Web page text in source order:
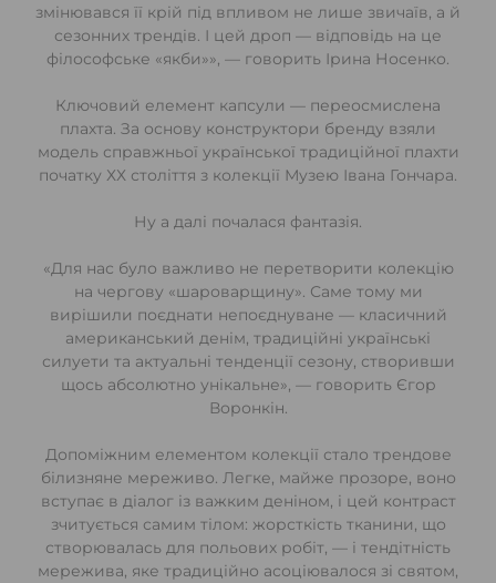
змінювався її крій під впливом не лише звичаїв, а й
сезонних трендів. І цей дроп — відповідь на це
філософське «якби»», — говорить Ірина Носенко.
Ключовий елемент капсули — переосмислена
плахта. За основу конструктори бренду взяли
модель справжньої української традиційної плахти
початку ХХ століття з колекції Музею Івана Гончара.
Ну а далі почалася фантазія.
«Для нас було важливо не перетворити колекцію
на чергову «шароварщину». Саме тому ми
вирішили поєднати непоєднуване — класичний
американський денім, традиційні українські
силуети та актуальні тенденції сезону, створивши
щось абсолютно унікальне», — говорить Єгор
Воронкін.
Допоміжним елементом колекції стало трендове
білизняне мереживо. Легке, майже прозоре, воно
вступає в діалог із важким деніном, і цей контраст
зчитується самим тілом: жорсткість тканини, що
створювалась для польових робіт, — і тендітність
мережива, яке традиційно асоціювалося зі святом,